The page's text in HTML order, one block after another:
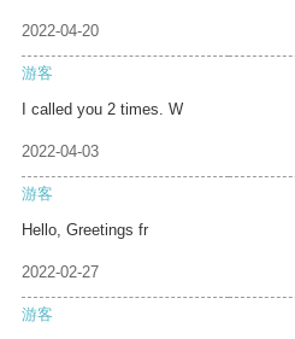
2022-04-20
游客
I called you 2 times. W
2022-04-03
游客
Hello, Greetings fr
2022-02-27
游客